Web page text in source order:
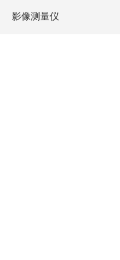
影像测量仪